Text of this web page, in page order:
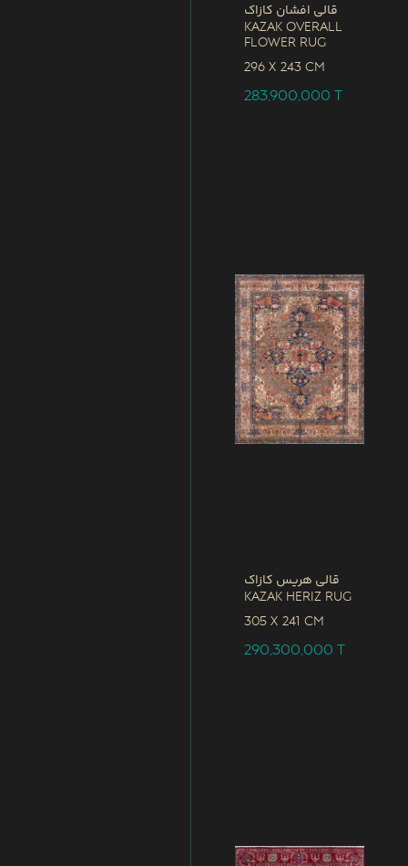
قالی افشان کازاک
Kazak Overall
Flower Rug
296 x 243 CM
283,900,000T
قالی هریس کازاک
Kazak Heriz Rug
305 x 241 CM
290,300,000T